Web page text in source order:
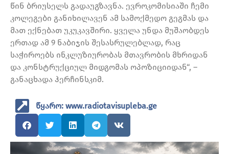
წინ ბრიუსელს გადაუგზავნა. ევროკომისიაში ჩემი
კოლეგები განიხილავენ ამ სამოქმედო გეგმას და
მათ ექნებათ უკუკავშირი. ყველა უნდა მუშაობდეს
ერთად ამ 9 ნაბიჯის შესასრულებლად, რაც
საჭიროებს ინკლუზიურობას მთავრობის მხრიდან
და კონსტრუქციულ მიდგომას ოპოზიციიდან“, –
განაცხადა ჰერჩინსკიმ.
წყარო: www.radiotavisupleba.ge